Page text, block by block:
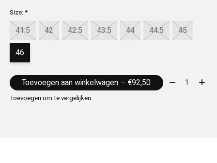
Size:*
41.5 42 42.5 43.5 44 44.5
45
46
Toevoegen aan winkelwagen — €92,50 Aantal:
Toevoegen om te vergelijken